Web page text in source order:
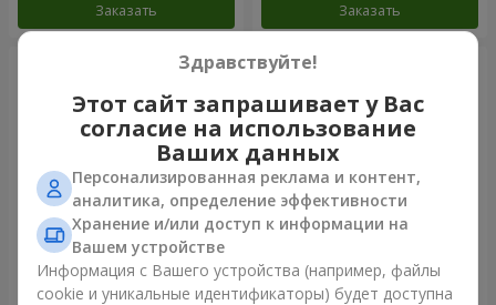
Заказать Заказать
Букет "Kamaliya" Букет "Moon Dance"
Здравствуйте!
Этот сайт запрашивает у Вас
согласие на использование
Ваших данных
Персонализированная реклама и контент,
аналитика, определение эффективности
Хранение и/или доступ к информации на
Вашем устройстве
Информация с Вашего устройства (например, файлы
cookie и уникальные идентификаторы) будет доступна